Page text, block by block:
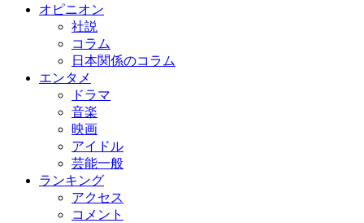
オピニオン
社説
コラム
日本関係のコラム
エンタメ
ドラマ
音楽
映画
アイドル
芸能一般
ランキング
アクセス
コメント